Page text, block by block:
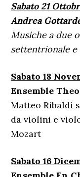
Sabato 21
Andrea
Musiche a due
settentrionale e
Sabato 18
Ensemble
Matteo Ribaldi
da violini e
Mozart
Sabato 16